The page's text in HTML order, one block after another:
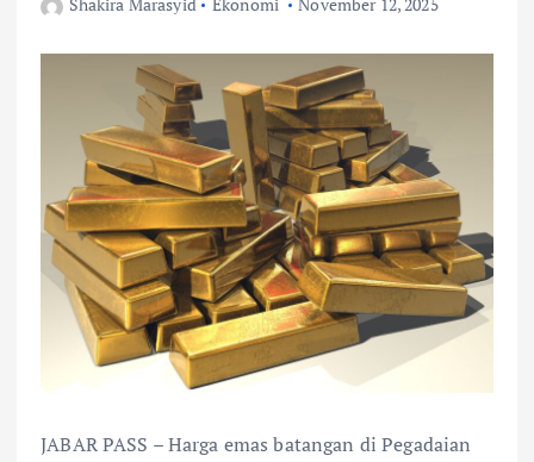
Shakira Marasyid Ekonomi November 12, 2025
JABAR PASS – Harga emas batangan di Pegadaian